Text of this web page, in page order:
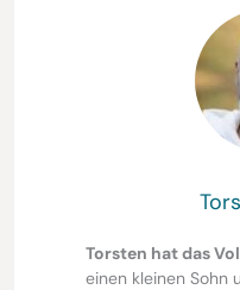
Torsten hat das
einen kleinen Sohn